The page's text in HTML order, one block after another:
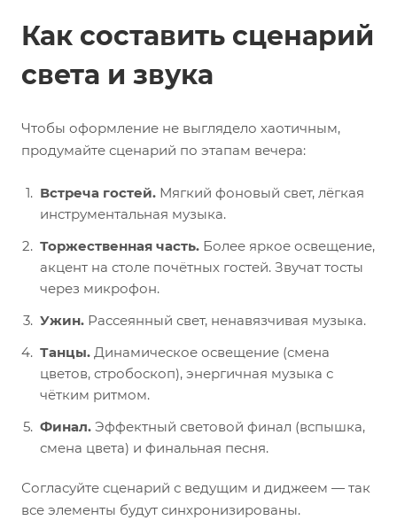
Как составить сценарий
света и звука
Чтобы оформление не выглядело хаотичным,
продумайте сценарий по этапам вечера:
Встреча гостей. Мягкий фоновый свет, лёгкая
инструментальная музыка.
Торжественная часть. Более яркое освещение,
акцент на столе почётных гостей. Звучат тосты
через микрофон.
Ужин. Рассеянный свет, ненавязчивая музыка.
Танцы. Динамическое освещение (смена
цветов, стробоскоп), энергичная музыка с
чётким ритмом.
Финал. Эффектный световой финал (вспышка,
смена цвета) и финальная песня.
Согласуйте сценарий с ведущим и диджеем — так
все элементы будут синхронизированы.